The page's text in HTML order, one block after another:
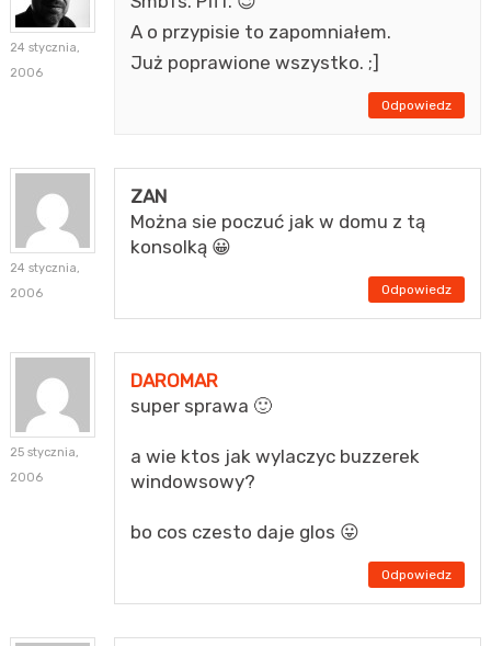
24 stycznia,
2006
A o przypisie to zapomniałem.
Już poprawione wszystko. ;]
Odpowiedz
24 stycznia,
2006
ZAN
Można sie poczuć jak w domu z tą
konsolką 😀
Odpowiedz
25 stycznia,
2006
DAROMAR
super sprawa 🙂
a wie ktos jak wylaczyc buzzerek
windowsowy?
bo cos czesto daje glos 😛
Odpowiedz